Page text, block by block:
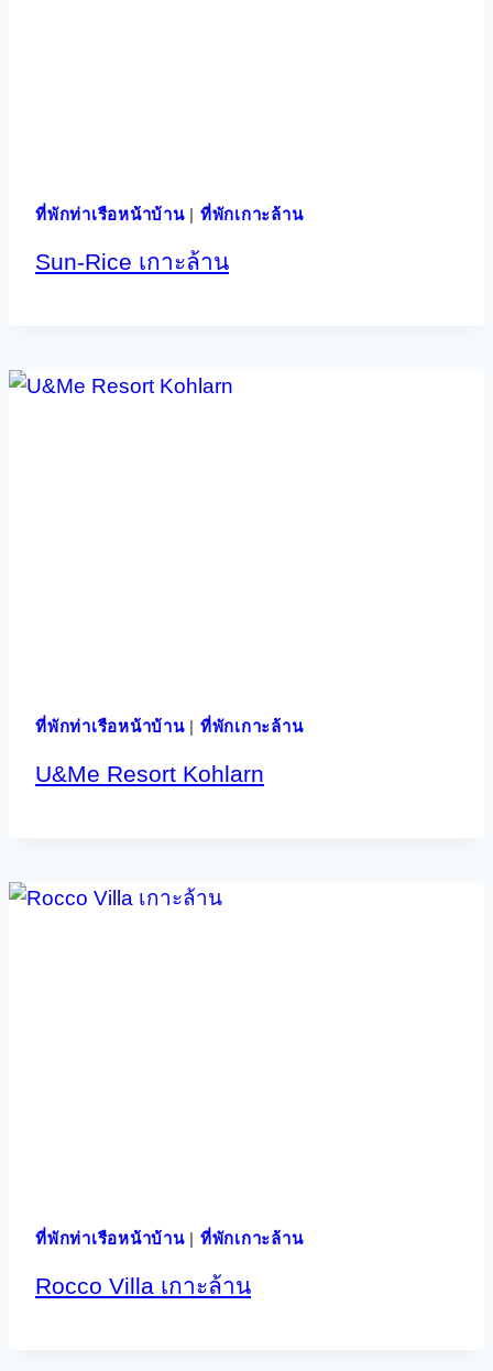
ที่พักท่าเรือหน้าบ้าน| ที่พักเกาะล้าน
Sun-Rice เกาะล้าน
ที่พักท่าเรือหน้าบ้าน| ที่พักเกาะล้าน
U&Me Resort Kohlarn
ที่พักท่าเรือหน้าบ้าน| ที่พักเกาะล้าน
Rocco Villa เกาะล้าน